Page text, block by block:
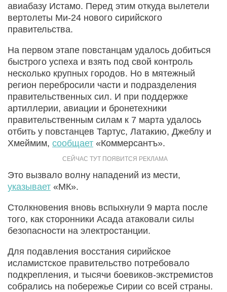
авиабазу Истамо. Перед этим откуда вылетели
вертолеты Ми-24 нового сирийского
правительства.
На первом этапе повстанцам удалось добиться
быстрого успеха и взять под свой контроль
несколько крупных городов. Но в мятежный
регион перебросили части и подразделения
правительственных сил. И при поддержке
артиллерии, авиации и бронетехники
правительственным силам к 7 марта удалось
отбить у повстанцев Тартус, Латакию, Джеблу и
Хмеймим, сообщает «Коммерсантъ».
Это вызвало волну нападений из мести,
указывает «МК».
Столкновения вновь вспыхнули 9 марта после
того, как сторонники Асада атаковали силы
безопасности на электростанции.
Для подавления восстания сирийское
исламистское правительство потребовало
подкрепления, и тысячи боевиков-экстремистов
собрались на побережье Сирии со всей страны.